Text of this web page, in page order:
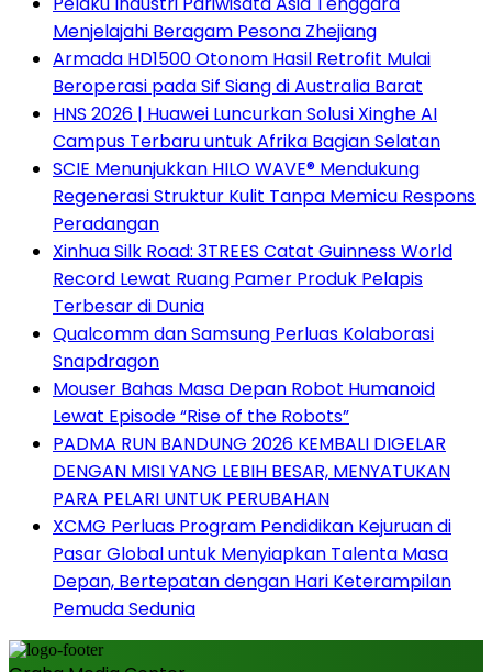
Menjelajahi Beragam Pesona Zhejiang
Armada HD1500 Otonom Hasil Retrofit Mulai
Beroperasi pada Sif Siang di Australia Barat
HNS 2026 | Huawei Luncurkan Solusi Xinghe AI
Campus Terbaru untuk Afrika Bagian Selatan
SCIE Menunjukkan HILO WAVE® Mendukung
Regenerasi Struktur Kulit Tanpa Memicu Respons
Peradangan
Xinhua Silk Road: 3TREES Catat Guinness World
Record Lewat Ruang Pamer Produk Pelapis
Terbesar di Dunia
Qualcomm dan Samsung Perluas Kolaborasi
Snapdragon
Mouser Bahas Masa Depan Robot Humanoid
Lewat Episode “Rise of the Robots”
PADMA RUN BANDUNG 2026 KEMBALI DIGELAR
DENGAN MISI YANG LEBIH BESAR, MENYATUKAN
PARA PELARI UNTUK PERUBAHAN
XCMG Perluas Program Pendidikan Kejuruan di
Pasar Global untuk Menyiapkan Talenta Masa
Depan, Bertepatan dengan Hari Keterampilan
Pemuda Sedunia